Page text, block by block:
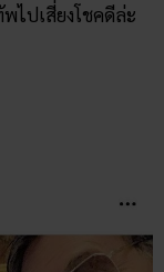
ไปเสี่ยงโชคดีล่ะ